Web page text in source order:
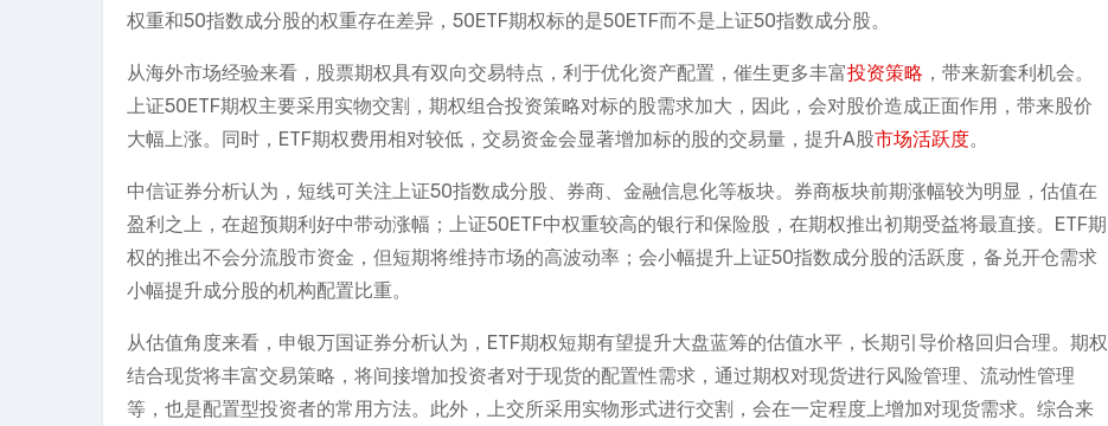
权重和50指数成分股的权重存在差异，50ETF期权标的是50ETF而不是上证50指数成分股。
从海外市场经验来看，股票期权具有双向交易特点，利于优化资产配置，催生更多丰富投资策略 ，带来新套利机会。
上证50ETF期权主要采用实物交割，期权组合投资策略对标的股需求加大，因此，会对股价造成正面作用，带来股价
大幅上涨。同时，ETF期权费用相对较低，交易资金会显著增加标的股的交易量，提升A股市场活跃度。
中信证券分析认为，短线可关注上证50指数成分股、券商、金融信息化等板块。券商板块前期涨幅较为明显，估值在
盈利之上，在超预期利好中带动涨幅；上证50ETF中权重较高的银行和保险股，在期权推出初期受益将最直接。ETF期
权的推出不会分流股市资金，但短期将维持市场的高波动率；会小幅提升上证50指数成分股的活跃度，备兑开仓需求
小幅提升成分股的机构配置比重。
从估值角度来看，申银万国证券分析认为，ETF期权短期有望提升大盘蓝筹的估值水平，长期引导价格回归合理。期权
结合现货将丰富交易策略，将间接增加投资者对于现货的配置性需求，通过期权对现货进行风险管理、流动性管理
等，也是配置型投资者的常用方法。此外，上交所采用实物形式进行交割，会在一定程度上增加对现货需求。综合来